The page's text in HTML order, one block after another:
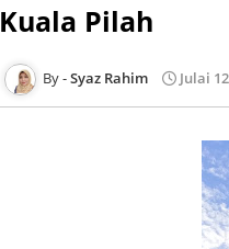
Kuala Pilah
Syaz Rahim Julai